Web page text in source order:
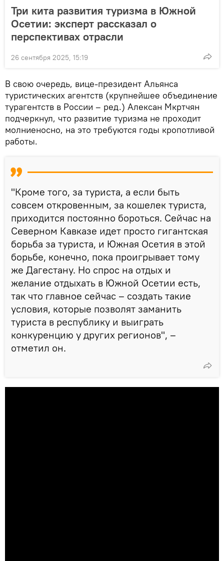
Три кита развития туризма в Южной
Осетии: эксперт рассказал о
перспективах отрасли
26 сентября 2025, 15:19
В свою очередь, вице-президент Альянса
туристических агентств (крупнейшее объединение
турагентств в России – ред.) Алексан Мкртчян
подчеркнул, что развитие туризма не проходит
молниеносно, на это требуются годы кропотливой
работы.
"Кроме того, за туриста, а если быть
совсем откровенным, за кошелек туриста,
приходится постоянно бороться. Сейчас на
Северном Кавказе идет просто гигантская
борьба за туриста, и Южная Осетия в этой
борьбе, конечно, пока проигрывает тому
же Дагестану. Но спрос на отдых и
желание отдыхать в Южной Осетии есть,
так что главное сейчас – создать такие
условия, которые позволят заманить
туриста в республику и выиграть
конкуренцию у других регионов", –
отметил он.